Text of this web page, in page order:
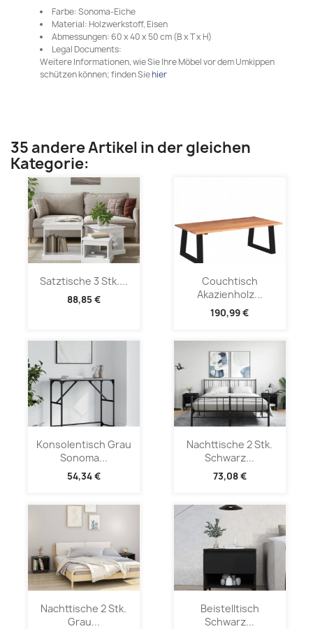
Farbe: Sonoma-Eiche
Material: Holzwerkstoff, Eisen
Abmessungen: 60 x 40 x 50 cm (B x T x H)
Legal Documents:
Weitere Informationen, wie Sie Ihre Möbel vor dem Umkippen
schützen können; finden Siehier
35 andere Artikel in der gleichen
Kategorie:
Satztische 3 Stk....
88,85 €
Couchtisch
Akazienholz...
190,99 €
Konsolentisch Grau
Sonoma...
54,34 €
Nachttische 2 Stk.
Schwarz...
73,08 €
Nachttische 2 Stk.
Grau...
Beistelltisch
Schwarz...